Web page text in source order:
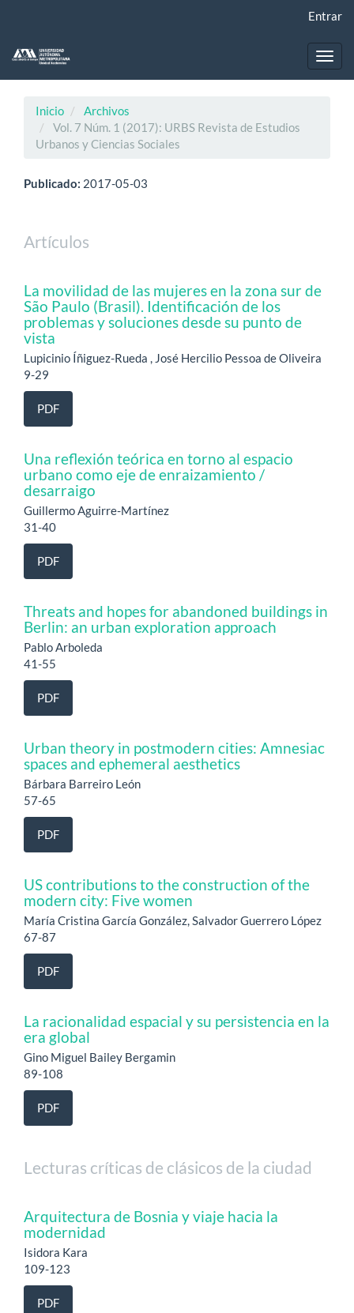
principal
Entrar
Inicio
Archivos
Vol. 7 Núm. 1 (2017): URBS Revista de Estudios
Urbanos y Ciencias Sociales
Publicado: 2017-05-03
Artículos
La movilidad de las mujeres en la zona sur de
São Paulo (Brasil). Identificación de los
problemas y soluciones desde su punto de
vista
Lupicinio Íñiguez-Rueda , José Hercilio Pessoa de Oliveira
9-29
PDF
Una reflexión teórica en torno al espacio
urbano como eje de enraizamiento /
desarraigo
Guillermo Aguirre-Martínez
31-40
PDF
Threats and hopes for abandoned buildings in
Berlin: an urban exploration approach
Pablo Arboleda
41-55
PDF
Urban theory in postmodern cities: Amnesiac
spaces and ephemeral aesthetics
Bárbara Barreiro León
57-65
PDF
US contributions to the construction of the
modern city: Five women
María Cristina García González, Salvador Guerrero López
67-87
PDF
La racionalidad espacial y su persistencia en la
era global
Gino Miguel Bailey Bergamin
89-108
PDF
Lecturas críticas de clásicos de la ciudad
Arquitectura de Bosnia y viaje hacia la
modernidad
Isidora Kara
109-123
PDF